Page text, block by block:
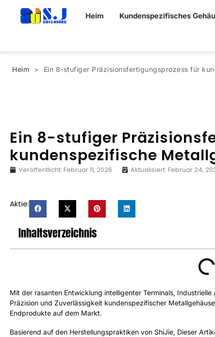
Heim Kundenspezifisches
Heim > Ein 8-stufiger Präzisionsfertigungsprozess für
Ein 8-stufiger
kundenspezifische
Veröffentlicht: Februar 11, 2026 Aktualisiert: Februar 24,
Aktie:
Inhaltsverzeichnis
Mit der rasanten Entwicklung intelligenter Terminals,
Präzision und Zuverlässigkeit kundenspezifischer
Endprodukte auf dem Markt.
Basierend auf den Herstellungspraktiken von ShiJie, Dieser